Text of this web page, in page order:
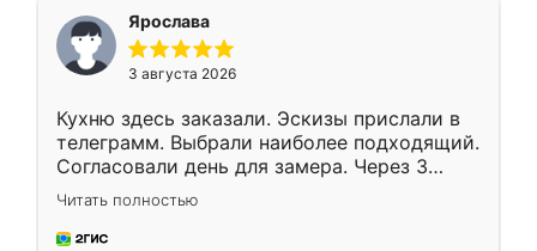
Ярослава
3 августа 2026
Кухню здесь заказали. Эскизы прислали в
телеграмм. Выбрали наиболее подходящий.
Согласовали день для замера. Через 3
недели кухня была уже готова. Остались
довольны работой. Спасибо Ренессанс
мебель за качественную работу!
Читать полностью